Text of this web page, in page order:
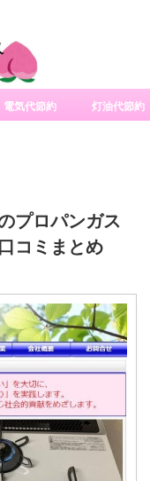
電気代節約 灯油代節約
プロパンガス
コミまとめ